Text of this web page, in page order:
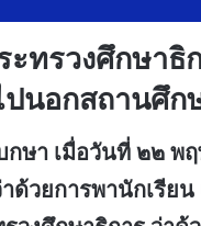
ะทรวงศึกษา
นอกสถานศึก
กษา เมื่อวันที่ ๒๒ พ
ด้วยการพานักเรี